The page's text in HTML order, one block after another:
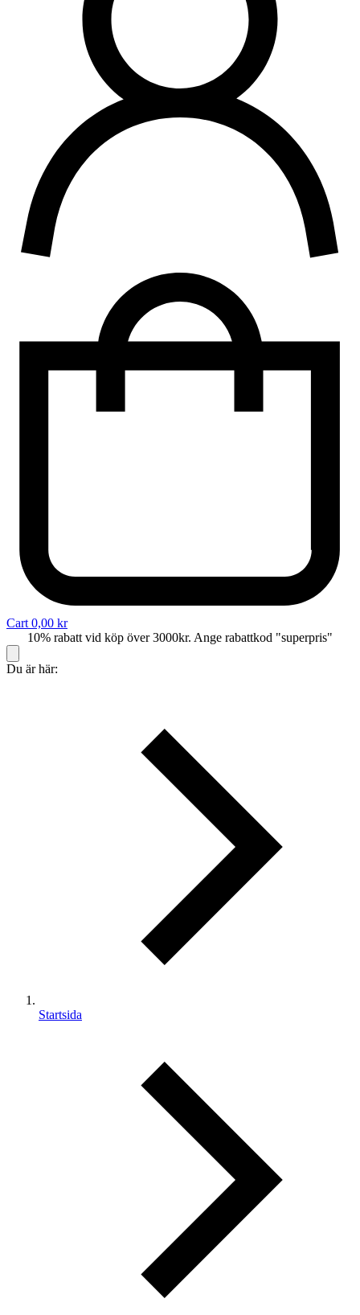
Cart 0,00 kr
10% rabatt vid köp över 3000kr. Ange rabattkod "superpris"
Du är här:
Startsida